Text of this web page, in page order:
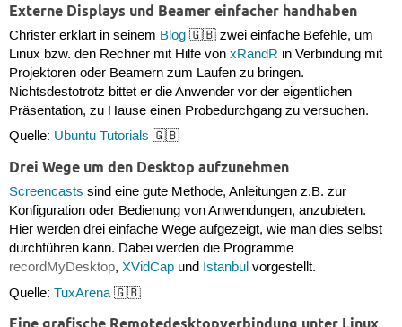
Externe Displays und Beamer einfacher handhaben
Christer erklärt in seinem Blog🇬🇧 zwei einfache Befehle, um
Linux bzw. den Rechner mit Hilfe von xRandR in Verbindung mit
Projektoren oder Beamern zum Laufen zu bringen.
Nichtsdestotrotz bittet er die Anwender vor der eigentlichen
Präsentation, zu Hause einen Probedurchgang zu versuchen.
Quelle: Ubuntu Tutorials 🇬🇧
Drei Wege um den Desktop aufzunehmen
Screencasts sind eine gute Methode, Anleitungen z.B. zur
Konfiguration oder Bedienung von Anwendungen, anzubieten.
Hier werden drei einfache Wege aufgezeigt, wie man dies selbst
durchführen kann. Dabei werden die Programme
recordMyDesktop, XVidCapund Istanbulvorgestellt.
Quelle: TuxArena🇬🇧
Eine grafische Remotedesktopverbindung unter Linux